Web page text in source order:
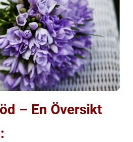
– En Översikt